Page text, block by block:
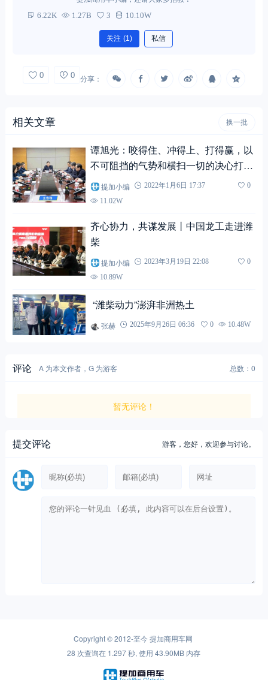
关注 (1) 私信
分享：
谭旭光：咬得住、冲得上、打得赢，以
一季度攻坚战，实现2022年开门红！
提加小编 2022年1月6日 17:37
0
11.02W
齐心协力，共谋发展丨中国龙工走进潍
柴
提加小编 2023年3月19日 22:08
0
10.89W
“潍柴动力”澎湃非洲热土
评论 A 为本文作者，G 为游客
暂无评论！